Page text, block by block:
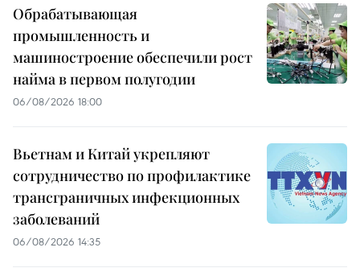
Обрабатывающая
промышленность и
машиностроение обеспечили рост
найма в первом полугодии
06/08/2026 18:00
Вьетнам и Китай укрепляют
сотрудничество по профилактике
трансграничных инфекционных
заболеваний
06/08/2026 14:35